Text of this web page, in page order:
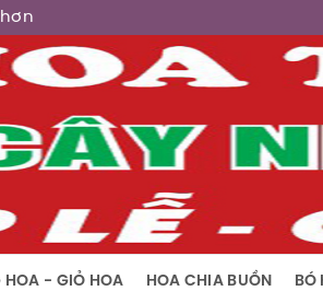
HOA - GIỎ HOA HOA CHIA BUỒN BÓ